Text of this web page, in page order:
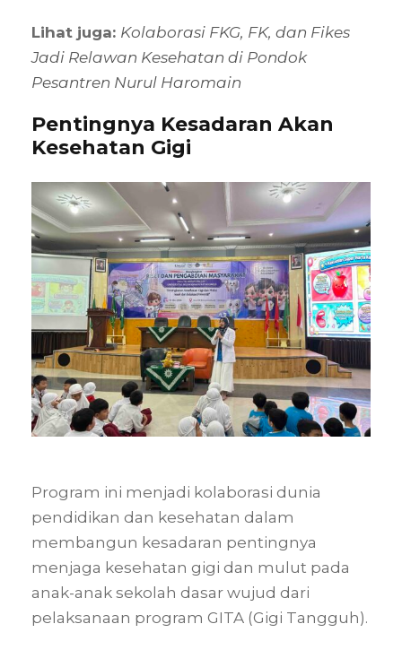
Lihat juga: Kolaborasi FKG, FK, dan Fikes
Jadi Relawan Kesehatan di Pondok
Pesantren Nurul Haromain
Pentingnya Kesadaran Akan
Kesehatan Gigi
Program ini menjadi kolaborasi dunia
pendidikan dan kesehatan dalam
membangun kesadaran pentingnya
menjaga kesehatan gigi dan mulut pada
anak-anak sekolah dasar wujud dari
pelaksanaan program GITA (Gigi Tangguh).